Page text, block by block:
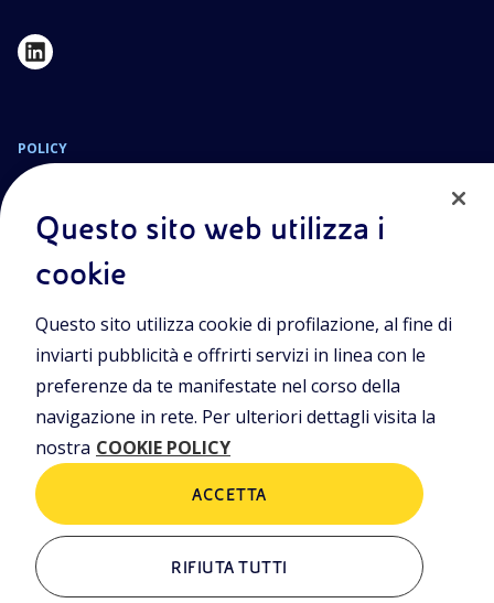
POLICY
Cookie Policy
Sede Legale
Viale Alcide de Gasperi, 2, 20097 San Donato Milanese (MI)
Capitale sociale deliberato il 15/09/2023
€ 101.755.495,30 i.v.
C. Fiscale e numero d’iscrizione Registro Imprese di Milano-
Monza-Brianza-Lodi n.
09702540155
ALTRI LINK
Questo sito web utilizza i
cookie
Questo sito utilizza cookie di profilazione, al fine di
inviarti pubblicità e offrirti servizi in linea con le
preferenze da te manifestate nel corso della
navigazione in rete. Per ulteriori dettagli visita la
nostra COOKIE POLICY
RIFIUTA TUTTI
ACCETTA